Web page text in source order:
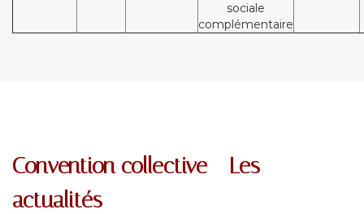
sociale
complémentaire
Convention collective - Les
actualités